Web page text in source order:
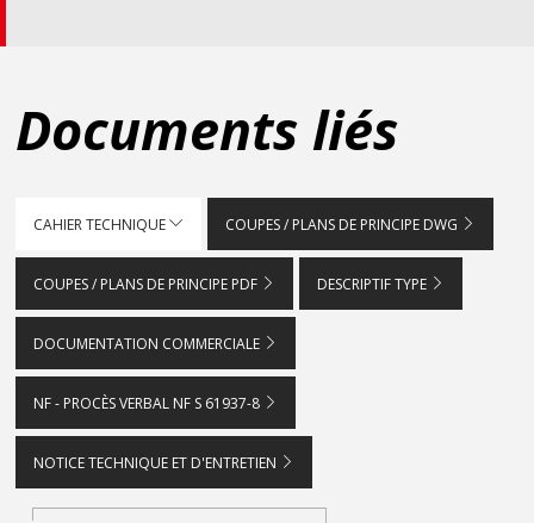
Documents liés
CAHIER TECHNIQUE COUPES / PLANS DE PRINCIPE DWG
COUPES / PLANS DE PRINCIPE PDF DESCRIPTIF TYPE
DOCUMENTATION COMMERCIALE
NF - PROCÈS VERBAL NF S 61937-8
NOTICE TECHNIQUE ET D'ENTRETIEN